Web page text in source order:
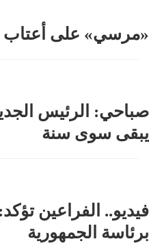
«مرسي» على أعتاب
صباحي: الرئيس
يبقى سوى سنة
فيديو.. الفراعين
برئاسة الجمهورية